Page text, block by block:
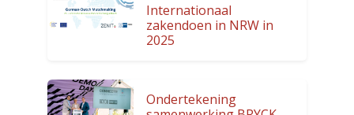
Internationaal
zakendoen in NRW in
2025
Ondertekening